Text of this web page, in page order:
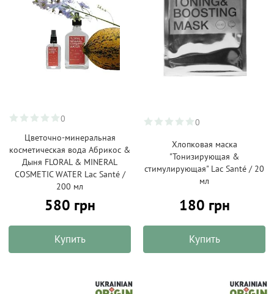
0
Цветочно-минеральная
косметическая вода Абрикос &
Дыня FLORAL & MINERAL
COSMETIC WATER Lac Santé /
200 мл
580 грн
Купить
0
Хлопковая маска
"Тонизирующая &
стимулирующая" Lac Santé / 20
мл
180 грн
Купить